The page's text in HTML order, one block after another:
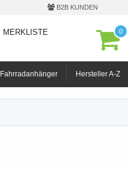
B2B KUNDEN
MERKLISTE 0
Fahrradanhänger Hersteller A-Z